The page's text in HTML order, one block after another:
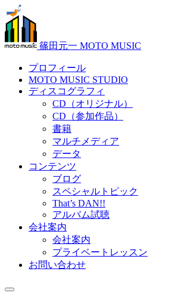
篠田元一 MOTO MUSIC
プロフィール
MOTO MUSIC STUDIO
ディスコグラフィ
CD（オリジナル）
CD（参加作品）
書籍
マルチメディア
データ
コンテンツ
ブログ
スペシャルトピック
That’s DAN!!
アルバム試聴
会社案内
会社案内
プライベートレッスン
お問い合わせ